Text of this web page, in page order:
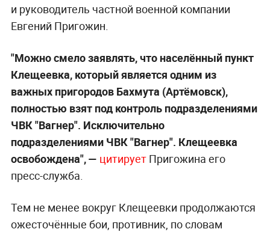
и руководитель частной военной компании
Евгений Пригожин.
"Можно смело заявлять, что населённый пункт
Клещеевка, который является одним из
важных пригородов Бахмута (Артёмовск),
полностью взят под контроль подразделениями
ЧВК "Вагнер". Исключительно
подразделениями ЧВК "Вагнер". Клещеевка
освобождена", — цитируетПригожина его
пресс-служба.
Тем не менее вокруг Клещеевки продолжаются
ожесточённые бои, противник, по словам